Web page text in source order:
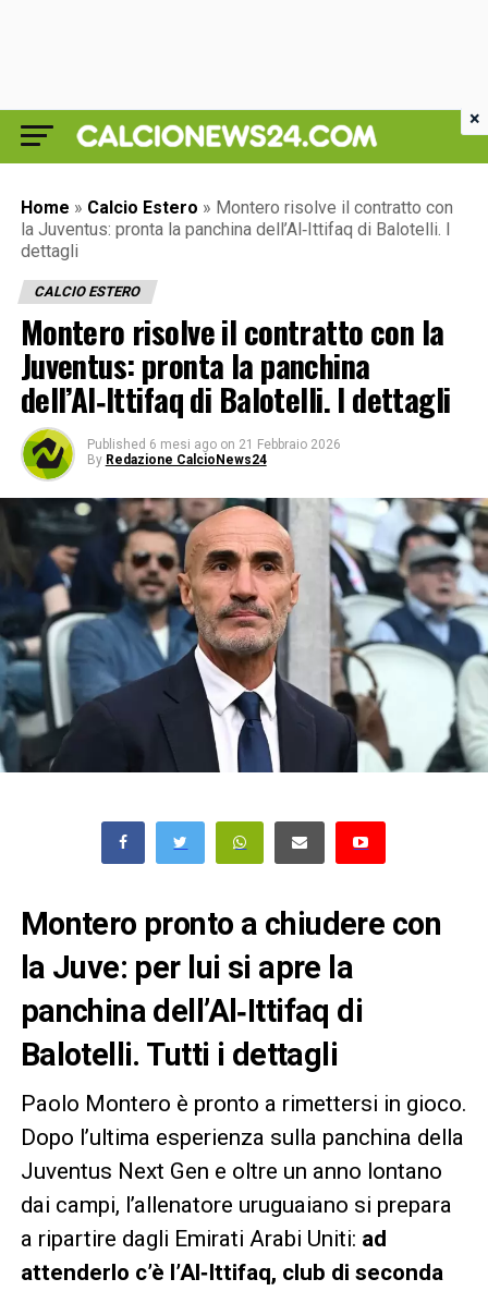
Home » Calcio Estero » Montero risolve il contratto con
la Juventus: pronta la panchina dell’Al‑Ittifaq di Balotelli. I
dettagli
CALCIO ESTERO
Montero risolve il contratto con la
Juventus: pronta la panchina
dell’Al‑Ittifaq di Balotelli. I dettagli
Published 6 mesi ago on 21 Febbraio 2026
By Redazione CalcioNews24
Montero pronto a chiudere con
la Juve: per lui si apre la
panchina dell’Al‑Ittifaq di
Balotelli. Tutti i dettagli
Paolo Montero è pronto a rimettersi in gioco.
Dopo l’ultima esperienza sulla panchina della
Juventus Next Gen e oltre un anno lontano
dai campi, l’allenatore uruguaiano si prepara
a ripartire dagli Emirati Arabi Uniti: ad
attenderlo c’è l’Al‑Ittifaq, club di seconda
×